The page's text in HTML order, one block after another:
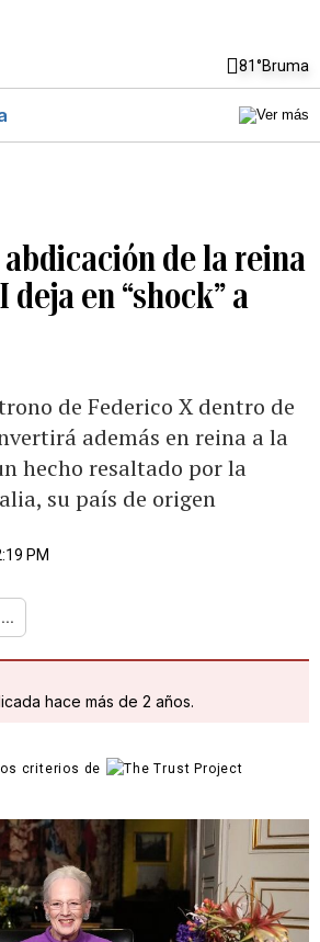
81°Bruma
de la reina
en “shock” a
de Federico X dentro de
además en reina a la
hecho resaltado por la
su país de origen
PM
...
hace más de 2 años.
criterios de